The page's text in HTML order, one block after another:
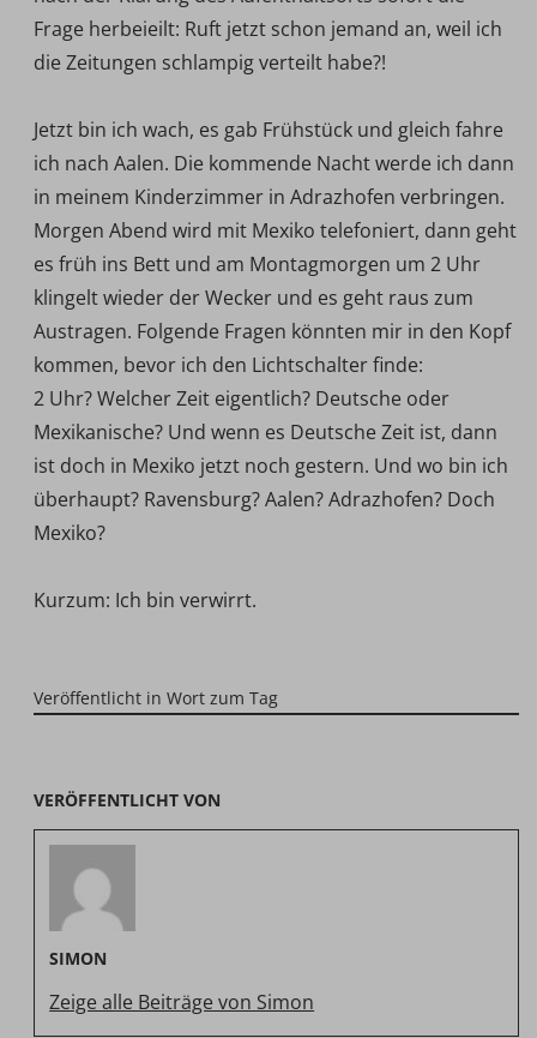
Frage herbeieilt: Ruft jetzt schon jemand an, weil ich
die Zeitungen schlampig verteilt habe?!
Jetzt bin ich wach, es gab Frühstück und gleich fahre
ich nach Aalen. Die kommende Nacht werde ich dann
in meinem Kinderzimmer in Adrazhofen verbringen.
Morgen Abend wird mit Mexiko telefoniert, dann geht
es früh ins Bett und am Montagmorgen um 2 Uhr
klingelt wieder der Wecker und es geht raus zum
Austragen. Folgende Fragen könnten mir in den Kopf
kommen, bevor ich den Lichtschalter finde:
2 Uhr? Welcher Zeit eigentlich? Deutsche oder
Mexikanische? Und wenn es Deutsche Zeit ist, dann
ist doch in Mexiko jetzt noch gestern. Und wo bin ich
überhaupt? Ravensburg? Aalen? Adrazhofen? Doch
Mexiko?
Kurzum: Ich bin verwirrt.
Veröffentlicht in Wort zum Tag
VERÖFFENTLICHT VON
SIMON
Zeige alle Beiträge von Simon